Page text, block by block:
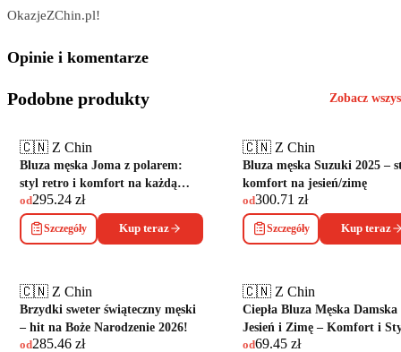
OkazjeZChin.pl!
Opinie i komentarze
Podobne produkty Zobacz
🇨🇳 Z Chin
Bluza męska Joma z polarem:
styl retro i komfort na każdą
pogodę
od295.24 zł
Szczegóły Kup teraz
🇨🇳 Z Chin
Bluza męska Suzuki 2025 –
komfort na jesień/zimę
od300.71 zł
Szczegóły Kup teraz
🇨🇳 Z Chin
Brzydki sweter świąteczny męski
– hit na Boże Narodzenie 2026!
od285.46 zł
🇨🇳 Z Chin
Ciepła Bluza Męska Damska
Jesień i Zimę – Komfort i
od69.45zł